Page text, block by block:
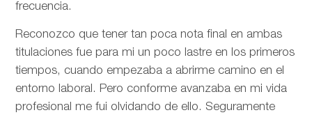
frecuencia.
Reconozco que tener tan poca nota final en ambas
titulaciones fue para mi un poco lastre en los primeros
tiempos, cuando empezaba a abrirme camino en el
entorno laboral. Pero conforme avanzaba en mi vida
profesional me fui olvidando de ello. Seguramente